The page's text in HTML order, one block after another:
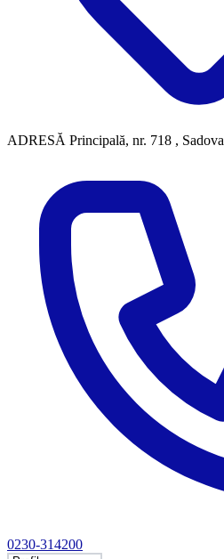
ADRESĂ Principală, nr. 718 , Sadova
0230-314200